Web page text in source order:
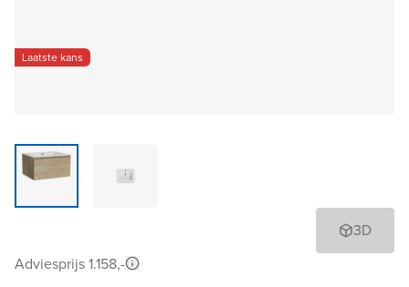
Laatste kans
3D
Adviesprijs 1.158,-